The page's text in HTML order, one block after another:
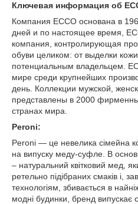
Ключевая информация об
Компания ЕССО основана в
дней и по настоящее время,
компания, контролирующая
обуви целиком: от выделки
потенциальным владельцем.
мире среди крупнейших
день. Коллекции мужской,
представлены в 2000
странах мира.
Peroni:
Peroni — це невелика сімейна
на випуску меду-суфле. В
– натуральний квітковий мед,
ретельно підібраних смаків і,
технологіям, збивається в
модні будинки, бренд випускає